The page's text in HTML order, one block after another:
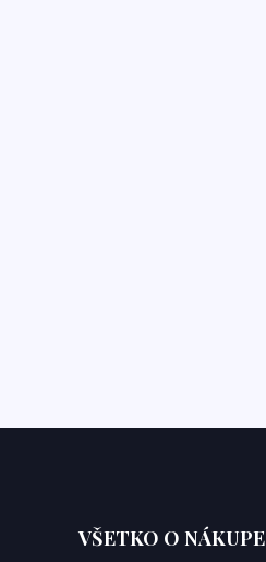
VŠETKO O NÁKUPE